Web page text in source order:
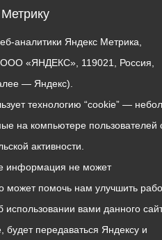
аналитики Яндекс Метрика,
«ЯНДЕКС», 119021, Россия,
— Яндекс).
технологию “cookie” —
на компьютере пользователей
активности.
информация не может
может помочь нам улучшить
вами данного
передаваться Яндексу и